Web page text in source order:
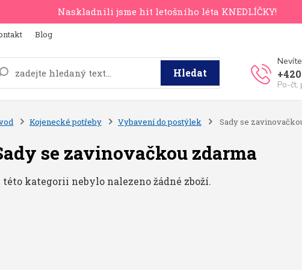
Naskladnili jsme hit letošního léta KNEDLÍČKY!
Blog
Hledat
Po-čt,
Kojenecké potřeby Vybavení do postýlek Sady se
se zavinovačkou zdarma
této kategorii nebylo nalezeno žádné zboží.